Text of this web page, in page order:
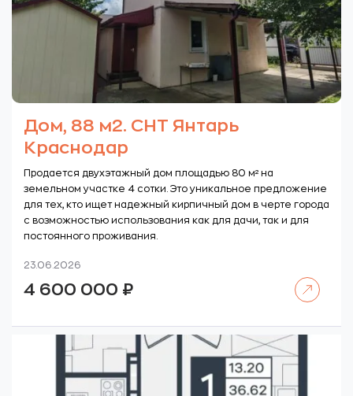
Дом, 88 м2. СНТ Янтарь
Краснодар
Продается двухэтажный дом площадью 80 м² на
земельном участке 4 сотки. Это уникальное предложение
для тех, кто ищет надежный кирпичный дом в черте города
с возможностью использования как для дачи, так и для
постоянного проживания.
23.06.2026
4 600 000 ₽